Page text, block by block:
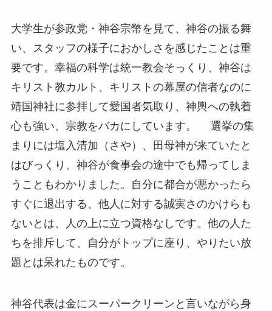
大学生が参政党・神谷宗幣を見て、神谷の振る舞
い、スタッフの様子におかしさを感じたことは重
要です。幸福の科学は統一教会そっくり、神谷は
キリスト教カルト、キリストの幕屋の信者なのに
靖国神社に参拝して愛国者気取り、神輿への執着
心も強い、宗教をバカにしています。 選挙の集
まりには塩入清加（さや）、田母神が来ていたと
はびっくり、神谷が食事会の途中でも帰ってしま
うこともわかりました。自分に都合が悪かったら
すぐに退出する、他人に対する誠実さのかけらも
ないとは、人の上に立つ資格なしです。他の人た
ちを排斥して、自分がトップに座り、やりたい放
題とは呆れたものです。
神谷代表は金にスーパークリーンと言いながら身